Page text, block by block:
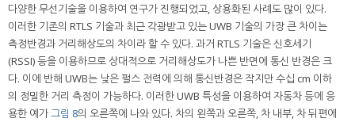
다양한 무선기술을 이용하여 연구가 진행되었고, 상용화된 사례도 많이 있다.
이러한 기존의 RTLS 기술과 최근 각광받고 있는 UWB 기술의 가장 큰 차이는
측정반경과 거리해상도의 차이라 할 수 있다. 과거 RTLS 기술은 신호세기
(RSSI) 등을 이용하므로 상대적으로 거리해상도가 나쁜 반면에 통신 반경은 크
다. 이에 반해 UWB는 낮은 펄스 전력에 의해 통신반경은 작지만 수십 cm 이하
의 정밀한 거리 측정이 가능하다. 이러한 UWB 특성을 이용하여 자동차 등에 응
용한 예가그림 8의 오른쪽에 나와 있다. 차의 왼쪽과 오른쪽, 차 내부, 차 뒤편에